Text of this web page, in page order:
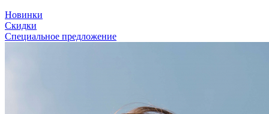
Новинки
Скидки
Специальное предложение